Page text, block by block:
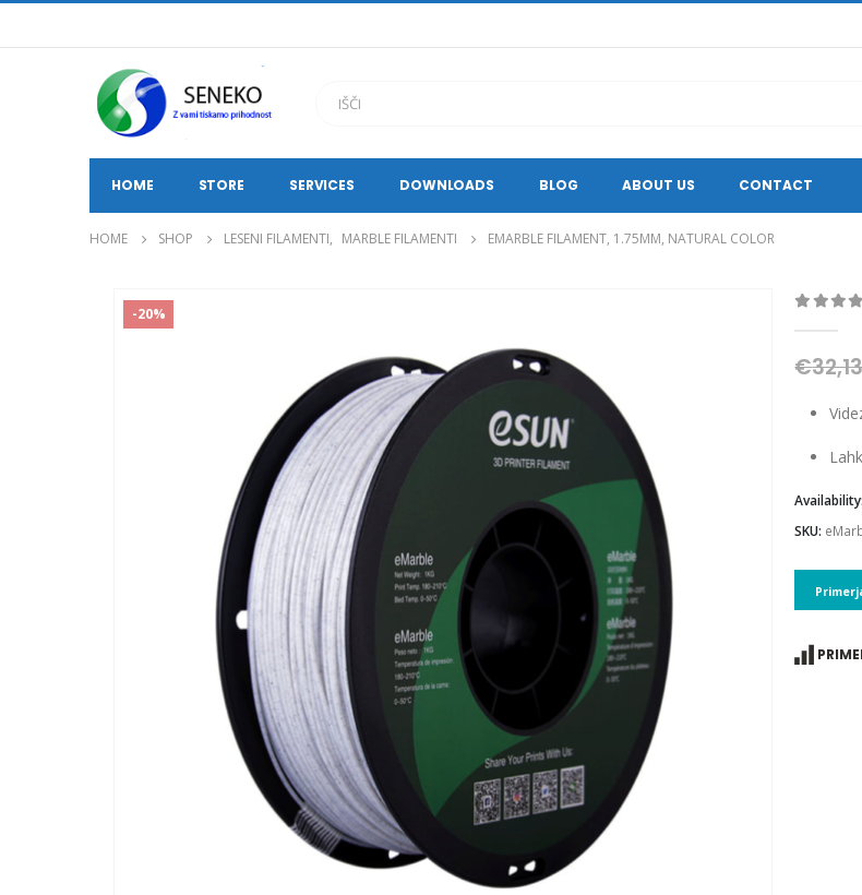
HOME STORE SERVICES DOWNLOADS BLOG ABOUT US CONTACT
HOME SHOP LESENI FILAMENTI, MARBLE FILAMENTI EMARBLE FILAMENT, 1.75MM, NATURAL COLOR
-20%
€
Availability:
SKU: